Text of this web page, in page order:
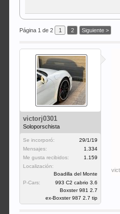
Página 1 de 2 1 2 Siguiente >
victorj0301
Soloporschista
Se incorporó:
29/1/19
Mensajes:
1.334
Me gusta recibidos:
1.159
Localización:
Boadilla del Monte
P-Cars:
993 C2 cabrio 3.6
Boxster 981 2.7
ex-Boxster 987 2.7 tip